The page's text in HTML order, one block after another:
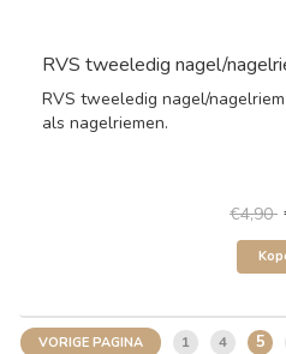
RVS tweeledig nagel/
RVS tweeledig nagel/
als nagelriemen.
€4,90
VORIGE PAGINA 1 4 5